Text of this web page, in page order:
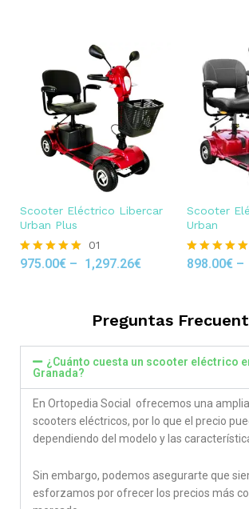
Scooter Eléctrico Libercar
Urban Plus
Rated
01
975.00€ – 1,297.26€
Scooter
Urban
Rated
898.00€ –
Preguntas
¿Cuánto cuesta un scooter eléctrico
Granada?
En Ortopedia Social ofrecemos una
scooters eléctricos, por lo que el precio
dependiendo del modelo y las
Sin embargo, podemos asegurarte que
esforzamos por ofrecer los precios más